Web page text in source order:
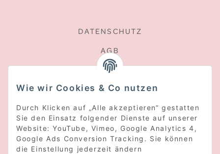
DATENSCHUTZ
AGB
SITEMAP
WIDERRUFSRECHT
NEWSLETTER ABONNIEREN
Wie wir Cookies & Co nutzen
Durch Klicken auf „Alle akzeptieren“ gestatten
Sie den Einsatz folgender Dienste auf unserer
Website: YouTube, Vimeo, Google Analytics 4,
Google Ads Conversion Tracking. Sie können
die Einstellung jederzeit ändern